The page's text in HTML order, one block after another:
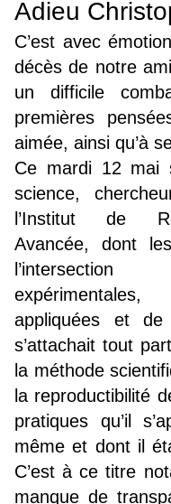
Adieu
C’est avec
décès de notre
un difficile
premières
aimée, ainsi qu’à
Ce mardi 12 mai
science,
l’Institut de
Avancée, dont
appliquées et de
s’attachait tout
la méthode
la reproductibilité
pratiques qu’il
même et dont il
C’est à ce titre
manque de